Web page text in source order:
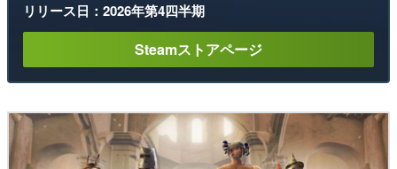
リリース日：2026年第4四半期
Steamストアページ